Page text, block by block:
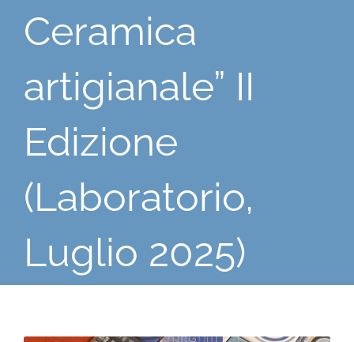
Ceramica
artigianale” II
Edizione
(Laboratorio,
Luglio 2025)